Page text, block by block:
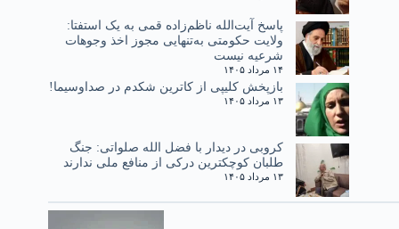
پاسخ آیت‌الله ناظم‌زاده قمی به یک استفتا:
ولایت حکومتی به‌تنهایی مجوز اخذ وجوهات
شرعیه نیست
۱۴ مرداد ۱۴۰۵
بازپخش کلیپی از کاترین شکدم در صداوسیما!
۱۳ مرداد ۱۴۰۵
کروبی در دیدار با فضل الله صلواتی: جنگ
طلبان کوچکترین درکی از منافع ملی ندارند
۱۳ مرداد ۱۴۰۵